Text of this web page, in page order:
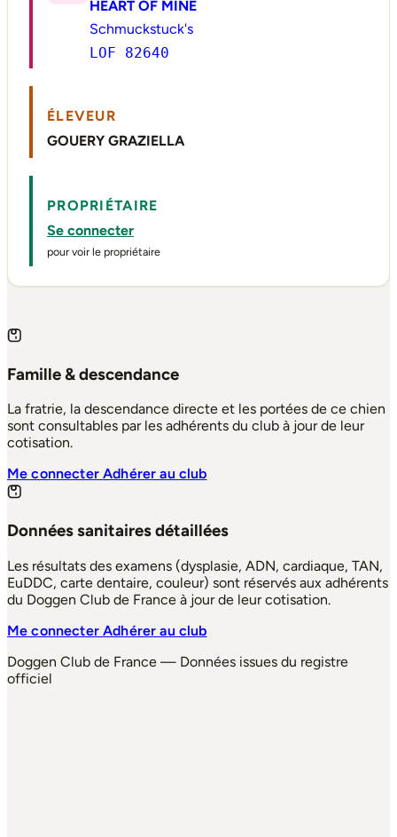
HEART OF MINE
Schmuckstuck's
LOF 82640
ÉLEVEUR
GOUERY GRAZIELLA
PROPRIÉTAIRE
Se connecter
pour voir le propriétaire
Famille & descendance
La fratrie, la descendance directe et les portées de ce chien
sont consultables par les adhérents du club à jour de leur
cotisation.
Me connecterAdhérer au club
Données sanitaires détaillées
Les résultats des examens (dysplasie, ADN, cardiaque, TAN,
EuDDC, carte dentaire, couleur) sont réservés aux adhérents
du Doggen Club de France à jour de leur cotisation.
Me connecterAdhérer au club
Doggen Club de France — Données issues du registre
officiel